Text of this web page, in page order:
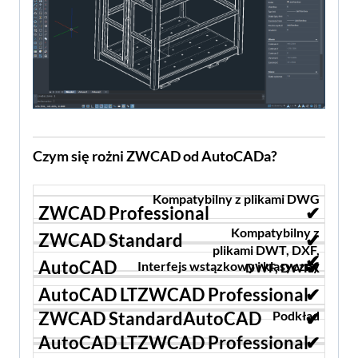
Czym się rożni ZWCAD od AutoCADa?
ZWCAD
Professional
ZWCAD
Standard
Kompatybilny z plikami DWG
✔
✔
✔
✔
Kompatybilny z
plikami DWT, DXF,
DWF, DWFX
✔
✔
✔
✔
Interfejs wstązkowy i klasyczny
✔
Podkład